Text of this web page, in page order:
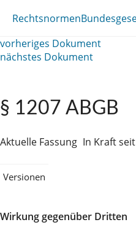
Rechtsnormen
vorheriges Dokument
nächstes Dokument
§ 1207 ABGB
Aktuelle Fassung In Kraft
Versionen
Wirkung gegenüber Dritten